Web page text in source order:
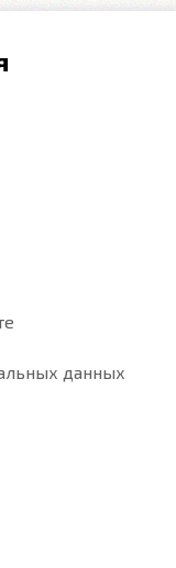
данных